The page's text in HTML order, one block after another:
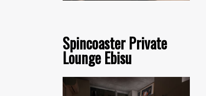
Spincoaster Private
Lounge Ebisu